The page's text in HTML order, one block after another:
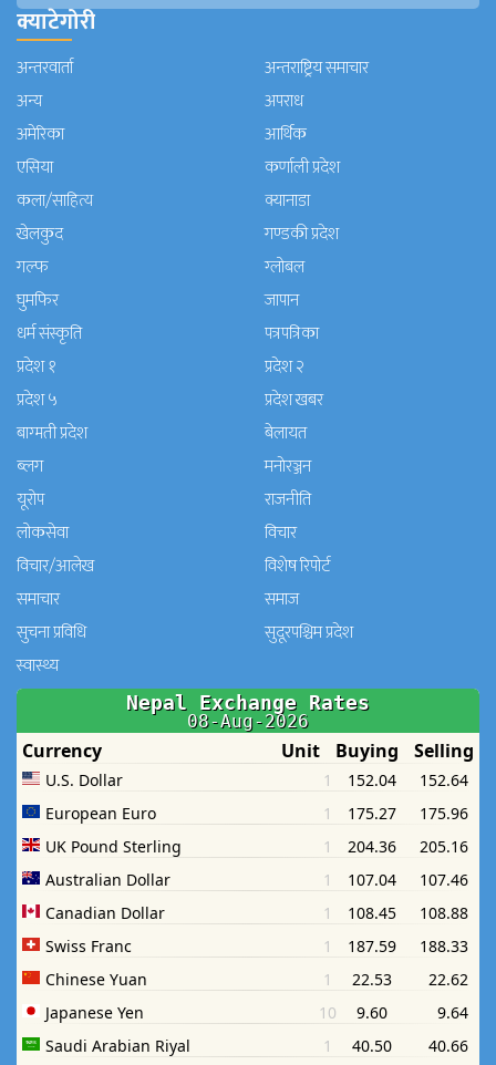
क्याटेगोरी
अन्तरवार्ता
अन्तराष्ट्रिय समाचार
अन्य
अपराध
अमेरिका
आर्थिक
एसिया
कर्णाली प्रदेश
कला/साहित्य
क्यानाडा
खेलकुद
गण्डकी प्रदेश
गल्फ
ग्लोबल
घुमफिर
जापान
धर्म संस्कृति
पत्रपत्रिका
प्रदेश १
प्रदेश २
प्रदेश ५
प्रदेश खबर
बाग्मती प्रदेश
बेलायत
ब्लग
मनाेरञ्जन
यूरोप
राजनीति
लोकसेवा
विचार
विचार/आलेख
विशेष रिपोर्ट
समाचार
समाज
सुचना प्रविधि
सुदूरपश्चिम प्रदेश
स्वास्थ्य